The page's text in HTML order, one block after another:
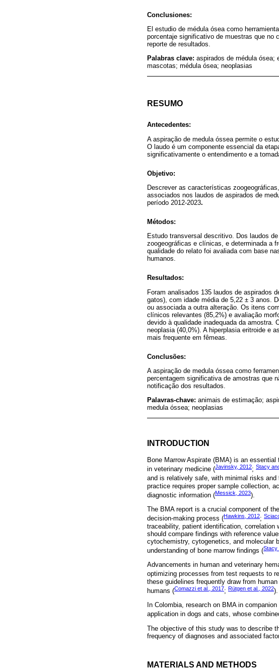
Conclusiones:
El estudio de médula ósea como
porcentaje significativo de muestras que no
reporte de resultados.
Palabras clave: aspirados de médula ósea;
mascotas; médula ósea; neoplasias
RESUMO
Antecedentes:
A aspiração de medula óssea permite o
O laudo é um componente essencial da
significativamente o entendimento e a
Objetivo:
Descrever as características
associados nos laudos de aspirados de
período 2012-2023.
Métodos:
Estudo transversal descritivo. Dos laudos
zoogeográficas e clínicas, e determinada a
qualidade do relato foi avaliada com base
humanos.
Resultados:
Foram analisados 135 laudos de aspirados
gatos), com idade média de 5,22 ± 3 anos.
ou associada a outra alteração. Os itens
clínicos relevantes (85,2%) e avaliação
devido à qualidade inadequada da
neoplasia (40,0%). A hiperplasia eritroide e
mais frequente em fêmeas.
Conclusões:
A aspiração de medula óssea como
percentagem significativa de amostras que
notificação dos resultados.
Palavras-chave: animais de estimação;
medula óssea; neoplasias
INTRODUCTION
Bone Marrow Aspirate (BMA) is an
in veterinary medicine (Javinsky, 2012; Stacy
and is relatively safe, with minimal risks and
practice requires proper sample collection,
diagnostic information (Messick, 2023).
The BMA report is a crucial component of
decision-making process (Hawkins, 2012;
traceability, patient identification,
should compare findings with reference
cytochemistry, cytogenetics, and molecular
understanding of bone marrow findings (Stacy
Advancements in human and veterinary
optimizing processes from test requests to
these guidelines frequently draw from
humans (Comazzi et al., 2017; Rütgen et al., 2022).
In Colombia, research on BMA in
application in dogs and cats, whose
The objective of this study was to describe
frequency of diagnoses and associated
MATERIALS AND METHODS